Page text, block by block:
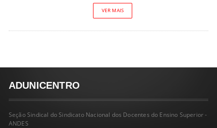
VER MAIS
ADUNICENTRO
Seção Sindical do Sindicato Nacional dos Docentes do Ensino Superior -
ANDES